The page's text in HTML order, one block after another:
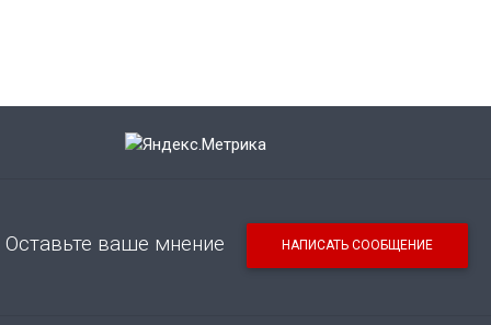
Оставьте ваше мнение НАПИСАТЬ СООБЩЕНИЕ